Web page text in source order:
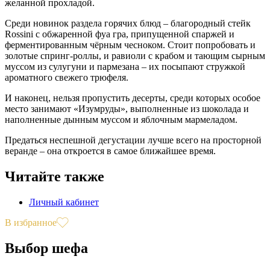
желанной прохладой.
Среди новинок раздела горячих блюд – благородный стейк
Rossini c обжаренной фуа гра, припущенной спаржей и
ферментированным чёрным чесноком. Стоит попробовать и
золотые спринг-роллы, и равиоли с крабом и тающим сырным
муссом из сулугуни и пармезана – их посыпают стружкой
ароматного свежего трюфеля.
И наконец, нельзя пропустить десерты, среди которых особое
место занимают «Изумруды», выполненные из шоколада и
наполненные дынным муссом и яблочным мармеладом.
Предаться неспешной дегустации лучше всего на просторной
веранде – она откроется в самое ближайшее время.
Читайте также
Личный кабинет
В избранное
Выбор шефа